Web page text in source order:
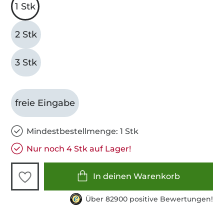
1 Stk
2 Stk
3 Stk
freie Eingabe
Mindestbestellmenge: 1 Stk
Nur noch 4 Stk auf Lager!
In deinen Warenkorb
Über 82900 positive Bewertungen!